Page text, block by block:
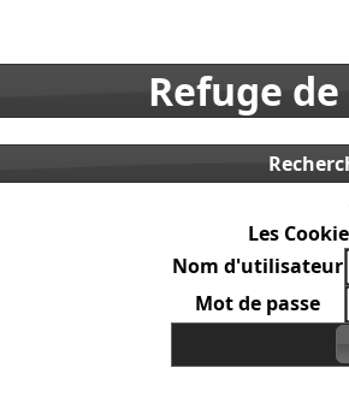
Refuge
Les
Nom d'utilisateur
Mot de passe